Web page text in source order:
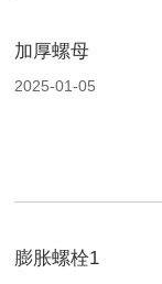
加厚螺母
2025-01-05
膨胀螺栓1